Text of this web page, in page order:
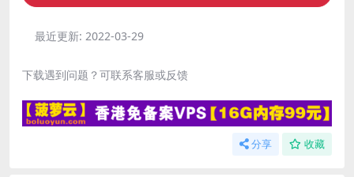
最近更新: 2022-03-29
下载遇到问题？可联系客服或反馈
分享 收藏